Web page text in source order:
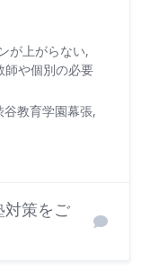
が上がらない,
師や個別の必要
谷教育学園幕張,
対策をご